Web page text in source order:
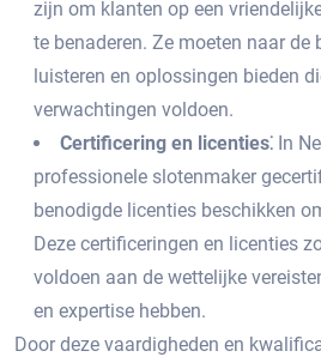
zijn om klanten op een
te benaderen.​ Ze moeten naar
luisteren en oplossingen bieden
verwachtingen voldoen.​
Certificering en licenties⁚ In
professionele slotenmaker
benodigde licenties beschikken
Deze certificeringen en licenties
voldoen aan de wettelijke
en expertise hebben.​
Door deze vaardigheden en